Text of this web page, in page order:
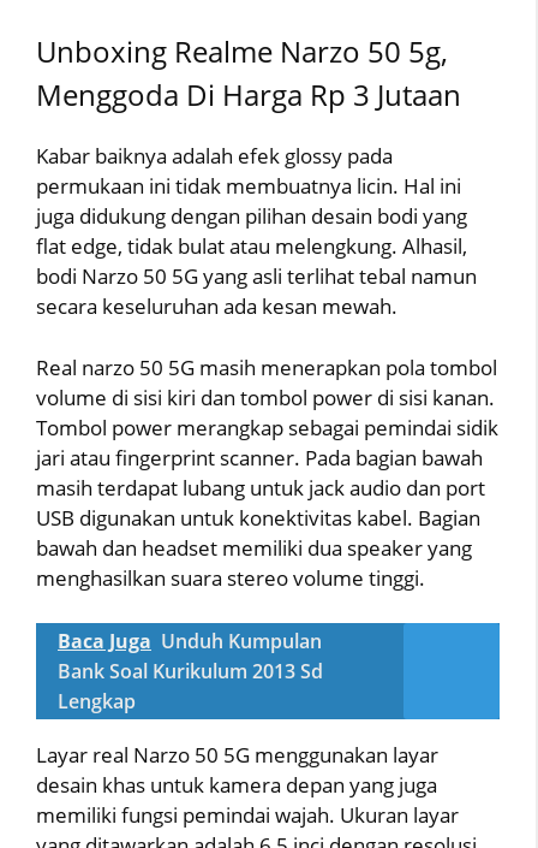
Unboxing Realme Narzo 50 5g,
Menggoda Di Harga Rp 3 Jutaan
Kabar baiknya adalah efek glossy pada
permukaan ini tidak membuatnya licin. Hal ini
juga didukung dengan pilihan desain bodi yang
flat edge, tidak bulat atau melengkung. Alhasil,
bodi Narzo 50 5G yang asli terlihat tebal namun
secara keseluruhan ada kesan mewah.
Real narzo 50 5G masih menerapkan pola tombol
volume di sisi kiri dan tombol power di sisi kanan.
Tombol power merangkap sebagai pemindai sidik
jari atau fingerprint scanner. Pada bagian bawah
masih terdapat lubang untuk jack audio dan port
USB digunakan untuk konektivitas kabel. Bagian
bawah dan headset memiliki dua speaker yang
menghasilkan suara stereo volume tinggi.
Baca Juga Unduh Kumpulan
Bank Soal Kurikulum 2013 Sd
Lengkap
Layar real Narzo 50 5G menggunakan layar
desain khas untuk kamera depan yang juga
memiliki fungsi pemindai wajah. Ukuran layar